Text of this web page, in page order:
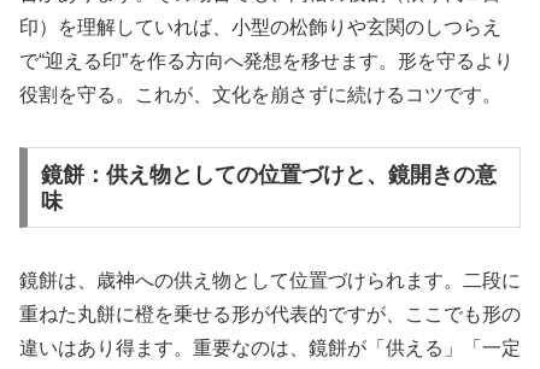
印）を理解していれば、小型の松飾りや玄関のしつらえ
で“迎える印”を作る方向へ発想を移せます。形を守るより
役割を守る。これが、文化を崩さずに続けるコツです。
鏡餅：供え物としての位置づけと、鏡開きの意
味
鏡餅は、歳神への供え物として位置づけられます。二段に
重ねた丸餅に橙を乗せる形が代表的ですが、ここでも形の
違いはあり得ます。重要なのは、鏡餅が「供える」「一定